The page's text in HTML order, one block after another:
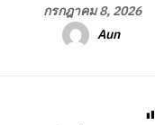
กรกฎาคม 8, 2026
Aun